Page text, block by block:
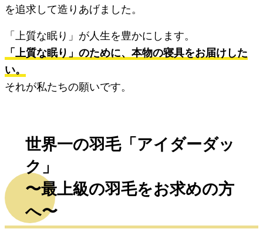
を追求して造りあげました。
「上質な眠り」が人生を豊かにします。
「上質な眠り」のために、本物の寝具をお届けした
い。
それが私たちの願いです。
世界一の羽毛「アイダーダッ
ク」
〜最上級の羽毛をお求めの方
へ〜